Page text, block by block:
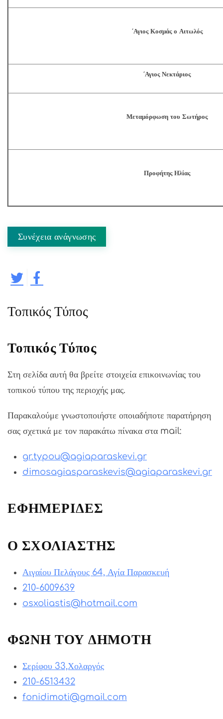
΄Αγιος Κοσμάς ο Αιτωλός
΄Αγιος Νεκτάριος
Μεταμόρφωση του Σωτήρος
Προφήτης Ηλίας
Συνέχεια ανάγνωσης
Τοπικός Τύπος
Τοπικός Τύπος
Στη σελίδα αυτή θα βρείτε στοιχεία επικοινωνίας του
τοπικού τύπου της περιοχής μας.
Παρακαλούμε γνωστοποιήστε οποιαδήποτε παρατήρηση
σας σχετικά με τον παρακάτω πίνακα στα mail:
gr.typou@agiaparaskevi.gr
dimosagiasparaskevis@agiaparaskevi.gr
ΕΦΗΜΕΡΙΔΕΣ
Ο ΣΧΟΛΙΑΣΤΗΣ
Αιγαίου Πελάγους 64, Αγία Παρασκευή
210-6009639
osxoliastis@hotmail.com
ΦΩΝΗ ΤΟΥ ΔΗΜΟΤΗ
Σερίφου 33,Χολαργός
210-6513432
fonidimoti@gmail.com